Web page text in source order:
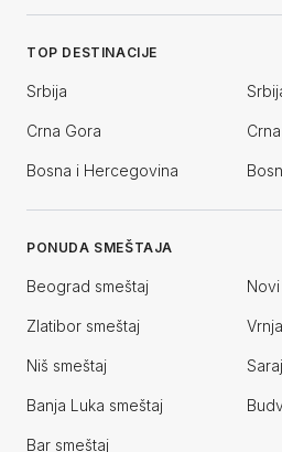
TOP DESTINACIJE
Srbija
Crna Gora
Bosna i Hercegovina
PONUDA SMEŠTAJA
Beograd smeštaj
Zlatibor smeštaj
Niš smeštaj
Banja Luka smeštaj
Bar smeštaj